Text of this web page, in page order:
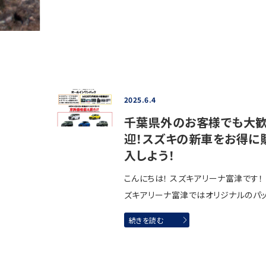
2025.6.4
千葉県外のお客様でも大
迎！スズキの新車をお得に
入しよう！
こんにちは！ スズキアリーナ富津です
ズキアリーナ富津ではオリジナルのパッ
続きを読む